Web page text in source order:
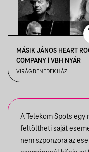
MÁSIK JÁNOS HEART
COMPANY | VBH NYÁR
VIRÁG BENEDEK HÁZ
A Telekom Spots egy
feltöltheti saját
nem szponzora az